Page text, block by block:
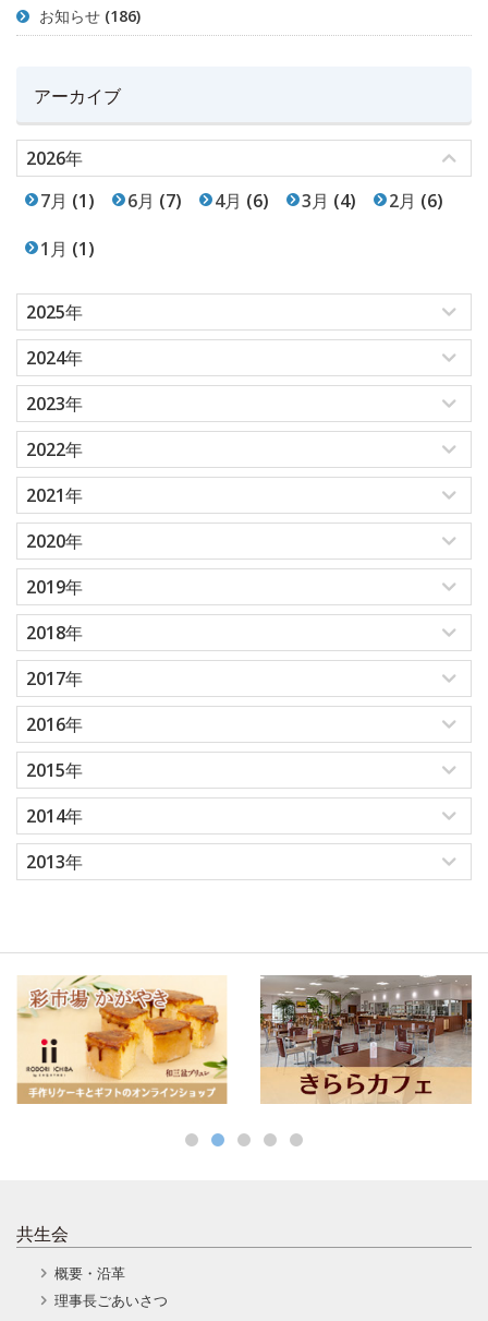
お知らせ (186)
アーカイブ
2026年
7月 (1) 6月 (7) 4月 (6) 3月 (4) 2月 (6)
1月 (1)
2025年
2024年
2023年
2022年
2021年
2020年
2019年
2018年
2017年
2016年
2015年
2014年
2013年
共生会
概要・沿革
理事長ごあいさつ